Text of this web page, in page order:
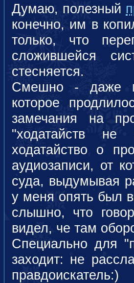
Думаю, полезный
конечно, им в
только, что
сложившейся
стесняется.
Смешно - даже
которое
замечания на
"ходатайств не
ходатайство о
аудиозаписи, от
суда, выдумывая
у меня опять был
слышно, что
видел, че там
Специально для
заходит: не
правдоискатель:)